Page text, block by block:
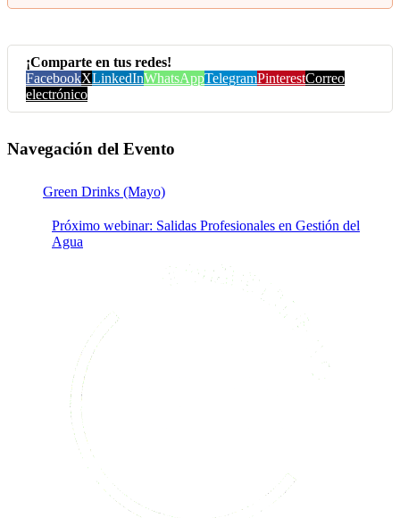
¡Comparte en tus redes!
FacebookXLinkedInWhatsAppTelegramPinterestCorreo
electrónico
Navegación del Evento
Green Drinks (Mayo)
Próximo webinar: Salidas Profesionales en Gestión del
Agua